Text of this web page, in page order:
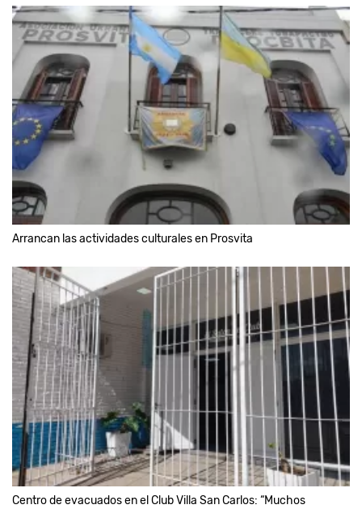
Arrancan las actividades culturales en Prosvita
Centro de evacuados en el Club Villa San Carlos: “Muchos